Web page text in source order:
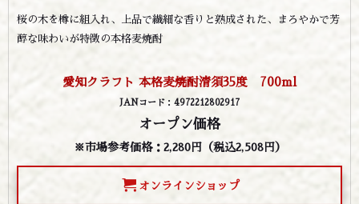
桜の木を樽に組入れ、上品で繊細な香りと熟成された、まろやかで芳
醇な味わいが特徴の本格麦焼酎
愛知クラフト 本格麦焼酎清須35度 700ml
JANコード ： 4972212802917
オープン価格
※市場参考価格：2,280円（税込2,508円）
オンラインショップ